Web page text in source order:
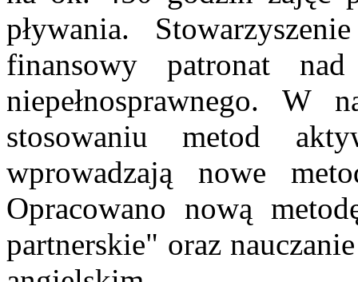
pływania.
finansowy patronat
niepełnosprawnego. W
stosowaniu metod
wprowadzają nowe
Opracowano nową
partnerskie" oraz